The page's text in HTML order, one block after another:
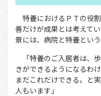
特養におけるＰＴの役
善だけが成果とは考えて
景には、病院と特養とい
「特養のご入居者は、
きができるようになるわ
まだこれだけできる〟と
人もいます」